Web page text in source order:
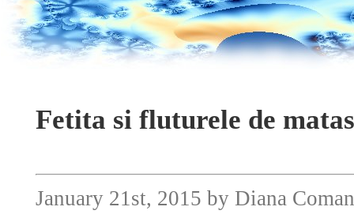
Fetita si fluturele de
January 21st, 2015 by Diana Coman